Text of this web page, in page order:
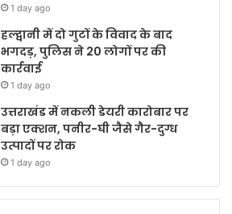
1 day ago
हल्द्वानी में दो गुटों के विवाद के बाद
भगदड़, पुलिस ने 20 लोगों पर की
कार्रवाई
1 day ago
उत्तराखंड में नकली डेयरी कारोबार पर
बड़ा एक्शन, पनीर-घी जैसे गैर-दुग्ध
उत्पादों पर रोक
1 day ago